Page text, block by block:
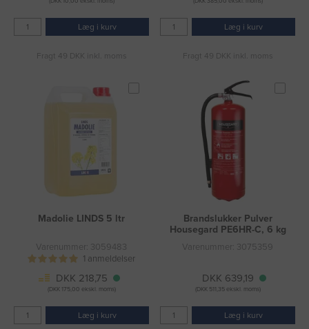
Læg i kurv
Fragt 49 DKK inkl. moms
Læg i kurv
Fragt 49 DKK inkl. moms
Madolie LINDS 5 ltr
Varenummer: 3059483
1 anmeldelser
DKK 218,75
(DKK 175,00 ekskl. moms)
Læg i kurv
Brandslukker Pulver
Housegard PE6HR-C, 6 kg
Varenummer: 3075359
DKK 639,19
(DKK 511,35 ekskl. moms)
Læg i kurv